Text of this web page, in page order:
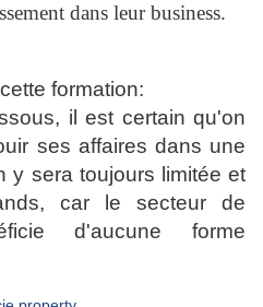
dans leur business.
formation:
il est certain qu'on
ses affaires dans une
y sera toujours limitée et
car le secteur de
d'aucune forme